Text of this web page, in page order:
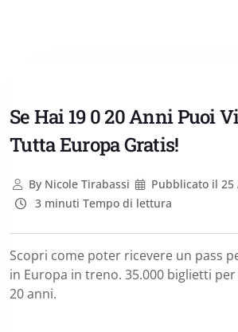
Se Hai 19 0 20 Anni Puoi
Tutta Europa Gratis!
ByNicole Tirabassi Pubblicato il 25
3 minuti Tempo di lettura
Scopri come poter ricevere un pass
in Europa in treno. 35.000 biglietti
20 anni.